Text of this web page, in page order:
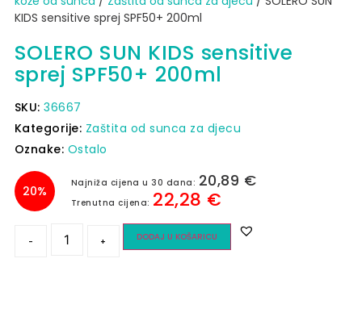
KIDS sensitive sprej SPF50+ 200ml
SOLERO SUN KIDS sensitive
sprej SPF50+ 200ml
SKU:36667
Kategorije: Zaštita od sunca za djecu
Oznake: Ostalo
20%
Najniža cijena u 30 dana: 20,89 €
Trenutna cijena: 22,28 €
- + DODAJ U KOŠARICU